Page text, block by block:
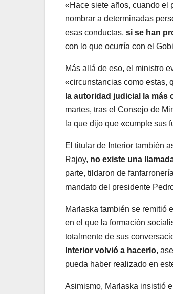
«Hace siete años, cuando el
nombrar a determinadas
esas conductas, si se han
con lo que ocurría con el
Más allá de eso, el ministro
«circunstancias como estas,
la autoridad judicial la más
martes, tras el Consejo de
la que dijo que «cumple sus
El titular de Interior también
Rajoy, no existe una
parte, tildaron de
mandato del presidente
Marlaska también se remitió
en el que la formación
totalmente de sus
Interior volvió a hacerlo,
pueda haber realizado en
Asimismo, Marlaska insistió